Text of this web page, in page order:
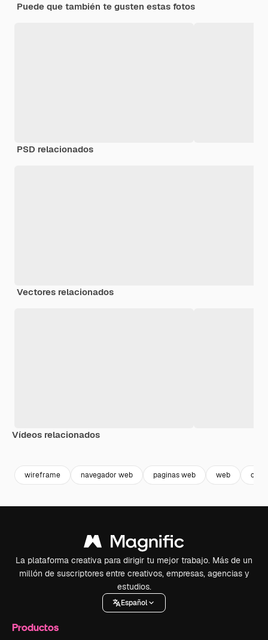
Puede que también te gusten estas fotos
PSD relacionados
Vectores relacionados
Vídeos relacionados
wireframe navegador web paginas web web css
La plataforma creativa para dirigir tu mejor trabajo. Más de un
millón de suscriptores entre creativos, empresas, agencias y
estudios.
Español
Productos